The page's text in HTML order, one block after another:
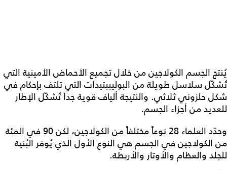
يُنتج الجسم الكولاجين من خلال تجميع الأحماض الأمينية التي
تُشكّل سلاسل طويلة من البوليببتيدات التي تلتف بإحكام في
شكل حلزوني ثلاثي. والنتيجة ألياف قوية جداً تُشكّل الإطار
للعديد من أجزاء الجسم.
وحدّد العلماء 28 نوعاً مختلفاً من الكولاجين، لكن 90 في المئة
من الكولاجين في الجسم هي النوع الأول الذي يُوفر البُنية
للجلد والعظام والأوتار والأربطة.